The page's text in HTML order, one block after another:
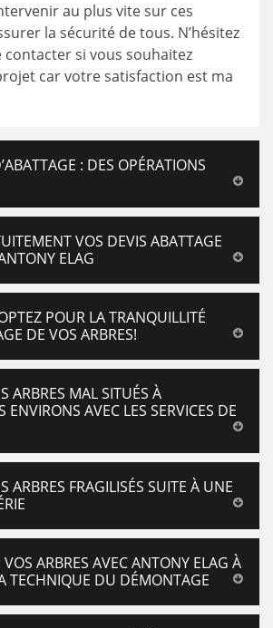
au plus vite sur ces
la sécurité de tous. N’hésitez
contacter si vous souhaitez
car votre satisfaction est ma
: DES OPÉRATIONS
VOS DEVIS ABATTAGE
ELAG
POUR LA TRANQUILLITÉ
DE VOS ARBRES!
ARBRES MAL SITUÉS À
ENVIRONS AVEC LES SERVICES DE
ARBRES FRAGILISÉS SUITE À UNE
VOS ARBRES AVEC ANTONY ELAG À
TECHNIQUE DU DÉMONTAGE